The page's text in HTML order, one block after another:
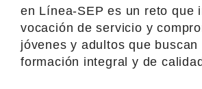
en Línea-SEP es un reto que
vocación de servicio y
jóvenes y adultos que buscan
formación integral y de